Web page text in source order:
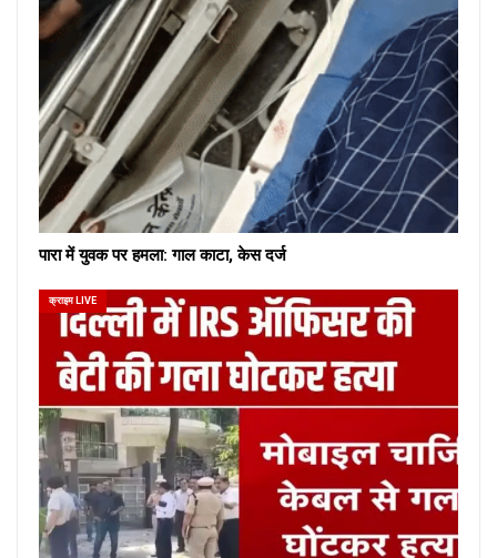
पारा में युवक पर हमला: गाल काटा, केस दर्ज
क्राइम LIVE